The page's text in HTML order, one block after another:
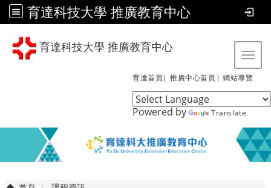
育達科技大學 推廣教育中心
育達科技大學 推廣教育中心
育達首頁| 推廣中心首頁| 網站導覽
Powered by Translate